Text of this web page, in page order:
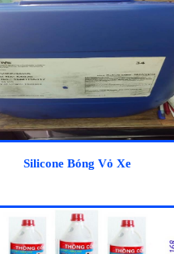
Silicone Bóng Vỏ Xe